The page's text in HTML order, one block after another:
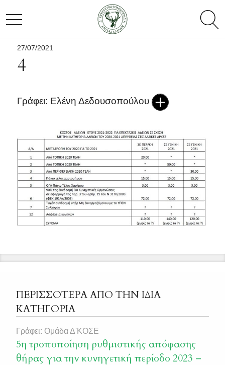
search
TOGGLE NAVIGATION
27/07/2021
4
Γράφει: Ελένη Δεδουσοπούλου
ΠΕΡΙΣΣΟΤΕΡΑ ΑΠΟ ΤΗΝ ΙΔΙΑ
ΚΑΤΗΓΟΡΙΑ
Γράφει: Ομάδα Δ'ΚΟΣΕ
5η τροποποίηση ρυθμιστικής απόφασης
θήρας για την κυνηγετική περίοδο 2023 –